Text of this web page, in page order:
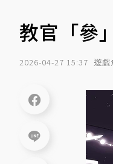
教官「參
2026-04-27 15:37 遊